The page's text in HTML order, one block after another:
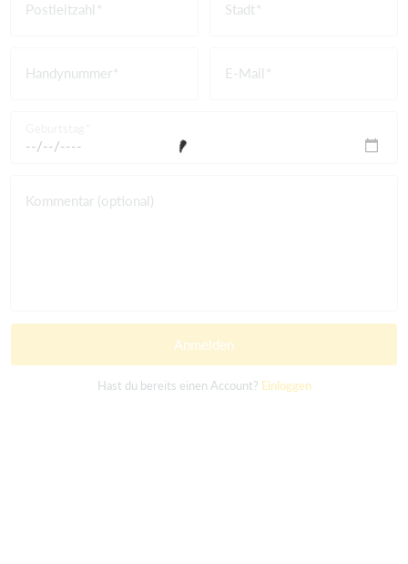
Postleitzahl Stadt
Handynummer E-Mail
Kommentar (optional)
Anmelden
Hast du bereits einen Account? Einloggen